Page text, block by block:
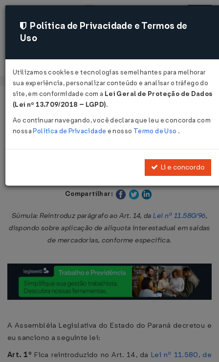
Acessar
Página Inicial Legislações
Lei nº 14.702 de 24/05/2005
Publicado no DOE - PR em 24 mai 2005
Compartilhar:
Súmula: Reintroduz parágrafo ao Art. 14, daLei nº 11.580/96,
dispondo sobre aplicação de alíquota interestadual em saídas
de mercadorias, conforme especifica.
A Assembléia Legislativa do Estado do Paraná decretou e
eu sanciono a seguinte lei:
Art. 1º Fica reintroduzido no Art. 14, da Lei nº 11.580, de
Política de Privacidade e Termos de
Uso
Utilizamos cookies e tecnologias semelhantes para melhorar
sua experiência, personalizar conteúdo e analisar o tráfego do
site, em conformidade com a Lei Geral de Proteção de Dados
(Lei nº 13.709/2018 – LGPD).
Ao continuar navegando, você declara que leu e concorda com
nossaPolítica de Privacidade e nosso Termo de Uso .
Li e concordo